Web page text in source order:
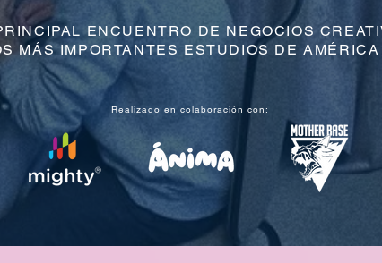
ENCUENTRO DE NEGOCIOS
MÁS IMPORTANTES ESTUDIOS DE
Realizado en colaboración con: